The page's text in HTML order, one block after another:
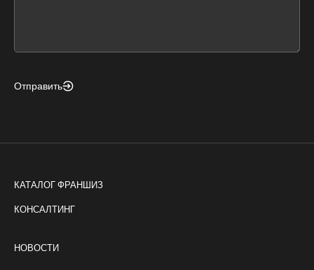
Отправить
КАТАЛОГ ФРАНШИЗ
КОНСАЛТИНГ
НОВОСТИ